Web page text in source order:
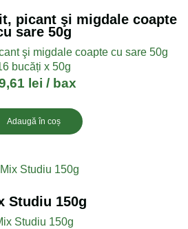
picant şi migdale coapte
sare 50g
şi migdale coapte cu sare 50g
bucăți x 50g
lei / bax
Adaugă în coș
Studiu 150g
Studiu 150g